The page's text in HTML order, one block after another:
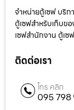
จำหน่ายตู้เซฟ บริ
ตู้เซฟสำหรับเก็บข
เซฟสำนักงาน ตู้เ
ติดต่อเรา
โทร คลิก
095 798